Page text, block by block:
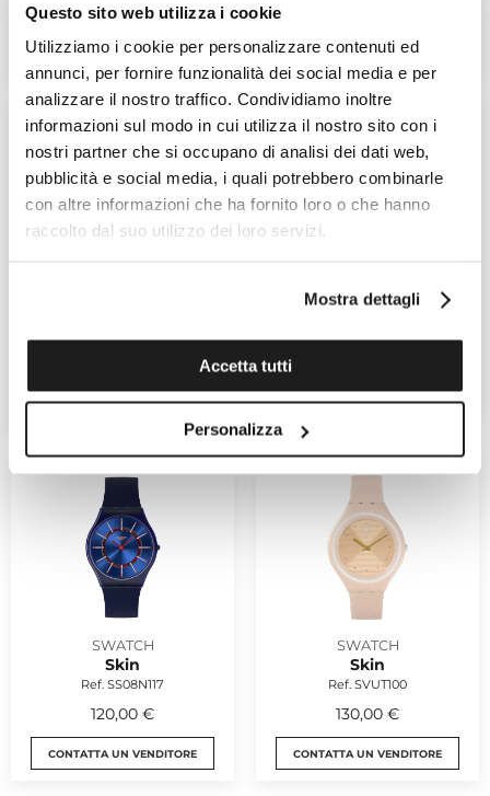
Questo sito web utilizza i cookie
Utilizziamo i cookie per personalizzare contenuti ed
annunci, per fornire funzionalità dei social media e per
analizzare il nostro traffico. Condividiamo inoltre
informazioni sul modo in cui utilizza il nostro sito con i
nostri partner che si occupano di analisi dei dati web,
pubblicità e social media, i quali potrebbero combinarle
con altre informazioni che ha fornito loro o che hanno
raccolto dal suo utilizzo dei loro servizi.
Mostra dettagli
Accetta tutti
Personalizza
205,00 €
CONTATTA UN VENDITORE CONTATTA UN VENDITORE
CONTATTA UN VENDITORE
Skin
120,00 €
SWATCH
Skin
Ref. SS08N117
120,00 €
CONTATTA UN VENDITORE
SWATCH
Skin
Ref. SVUT100
130,00 €
CONTATTA UN VENDITORE